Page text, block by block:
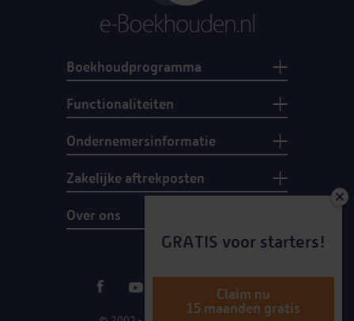
Boekhoudprogramma
Functionaliteiten
Ondernemersinformatie
Zakelijke aftrekposten
Over ons
GRATIS voor starters!
Claim nu
15 maanden gratis